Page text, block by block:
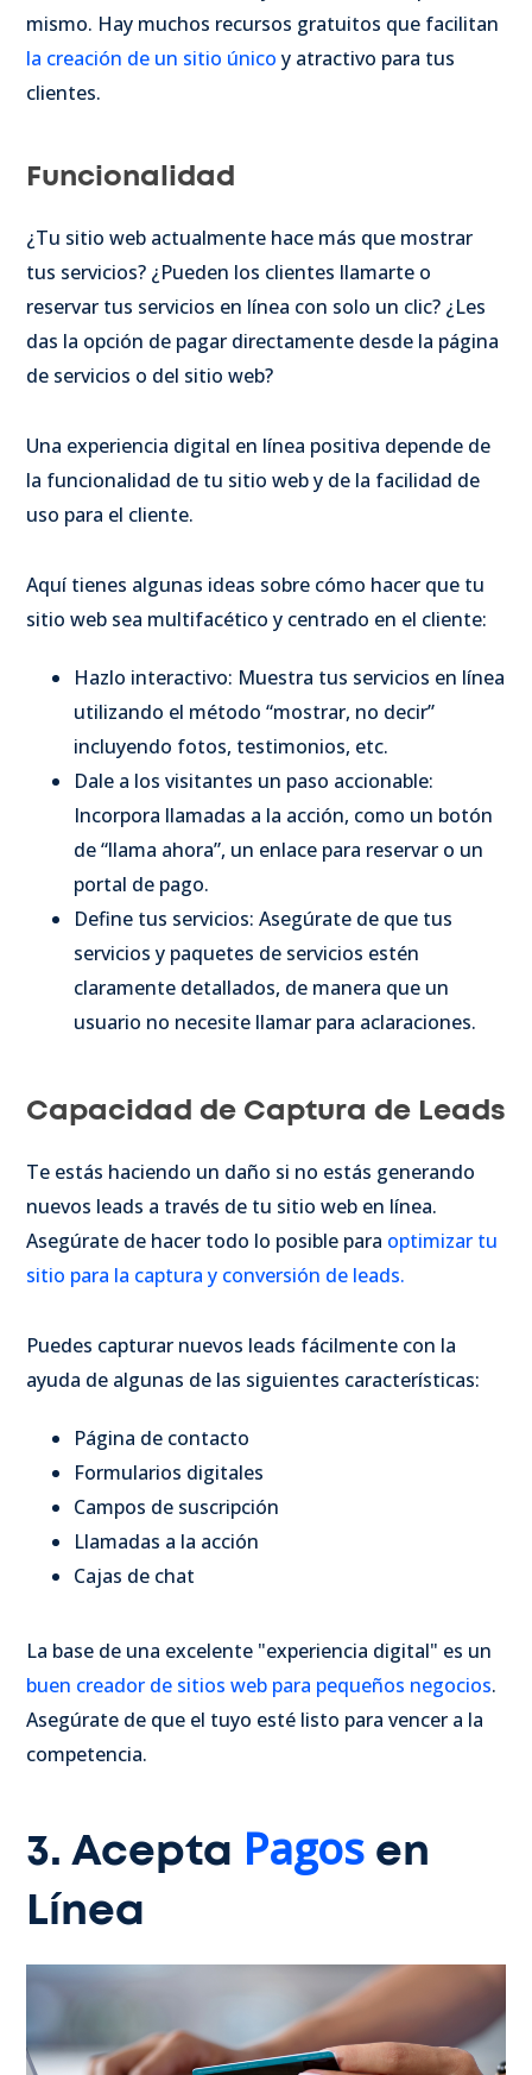
mismo. Hay muchos recursos gratuitos que facilitan
la creación de un sitio único y atractivo para tus
clientes.
Funcionalidad
¿Tu sitio web actualmente hace más que mostrar
tus servicios? ¿Pueden los clientes llamarte o
reservar tus servicios en línea con solo un clic? ¿Les
das la opción de pagar directamente desde la página
de servicios o del sitio web?
Una experiencia digital en línea positiva depende de
la funcionalidad de tu sitio web y de la facilidad de
uso para el cliente.
Aquí tienes algunas ideas sobre cómo hacer que tu
sitio web sea multifacético y centrado en el cliente:
Hazlo interactivo: Muestra tus servicios en línea
utilizando el método “mostrar, no decir”
incluyendo fotos, testimonios, etc.
Dale a los visitantes un paso accionable:
Incorpora llamadas a la acción, como un botón
de “llama ahora”, un enlace para reservar o un
portal de pago.
Define tus servicios: Asegúrate de que tus
servicios y paquetes de servicios estén
claramente detallados, de manera que un
usuario no necesite llamar para aclaraciones.
Capacidad de Captura de Leads
Te estás haciendo un daño si no estás generando
nuevos leads a través de tu sitio web en línea.
Asegúrate de hacer todo lo posible para optimizar tu
sitio para la captura y conversión de leads.
Puedes capturar nuevos leads fácilmente con la
ayuda de algunas de las siguientes características:
Página de contacto
Formularios digitales
Campos de suscripción
Llamadas a la acción
Cajas de chat
La base de una excelente "experiencia digital" es un
buen creador de sitios web para pequeños negocios.
Asegúrate de que el tuyo esté listo para vencer a la
competencia.
3. Acepta Pagos en
Línea